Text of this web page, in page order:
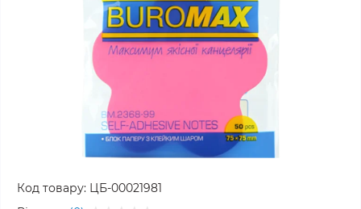
Код товару: ЦБ-00021981